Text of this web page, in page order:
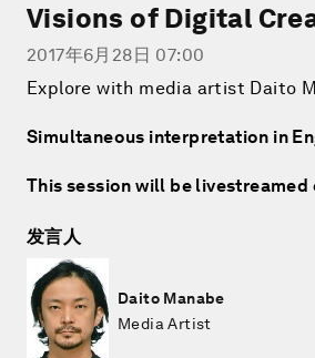
Visions of Digital
2017年6月28日 07:00
Explore with media artist Daito
Simultaneous interpretation in
This session will be
发言人
Daito Manabe
Media Artist